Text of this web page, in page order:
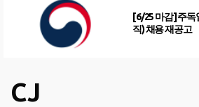
[6/25 마감] 주
직) 채용 재공고
CJ